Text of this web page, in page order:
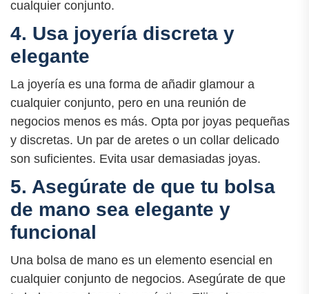
cualquier conjunto.
4. Usa joyería discreta y
elegante
La joyería es una forma de añadir glamour a
cualquier conjunto, pero en una reunión de
negocios menos es más. Opta por joyas pequeñas
y discretas. Un par de aretes o un collar delicado
son suficientes. Evita usar demasiadas joyas.
5. Asegúrate de que tu bolsa
de mano sea elegante y
funcional
Una bolsa de mano es un elemento esencial en
cualquier conjunto de negocios. Asegúrate de que